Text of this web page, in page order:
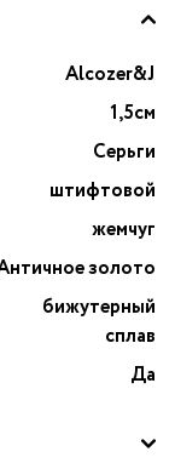
Alcozer&J
1,5см
Серьги
штифтовой
жемчуг
золото
бижутерный
сплав
Да